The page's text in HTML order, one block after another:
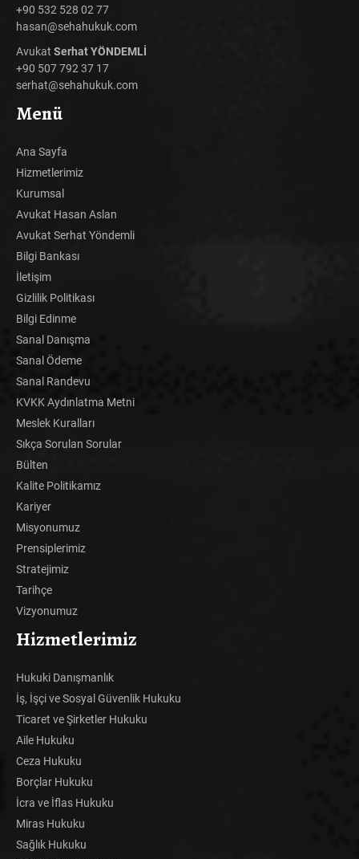
+90 532 528 02 77
hasan@sehahukuk.com
Avukat Serhat YÖNDEMLİ
+90 507 792 37 17
serhat@sehahukuk.com
Menü
Ana Sayfa
Hizmetlerimiz
Kurumsal
Avukat Hasan Aslan
Avukat Serhat Yöndemli
Bilgi Bankası
İletişim
Gizlilik Politikası
Bilgi Edinme
Sanal Danışma
Sanal Ödeme
Sanal Randevu
KVKK Aydınlatma Metni
Meslek Kuralları
Sıkça Sorulan Sorular
Bülten
Kalite Politikamız
Kariyer
Misyonumuz
Prensiplerimiz
Stratejimiz
Tarihçe
Vizyonumuz
Hizmetlerimiz
Hukuki Danışmanlık
İş, İşçi ve Sosyal Güvenlik Hukuku
Ticaret ve Şirketler Hukuku
Aile Hukuku
Ceza Hukuku
Borçlar Hukuku
İcra ve İflas Hukuku
Miras Hukuku
Sağlık Hukuku